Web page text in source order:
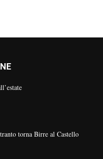
torna Birre al Castello